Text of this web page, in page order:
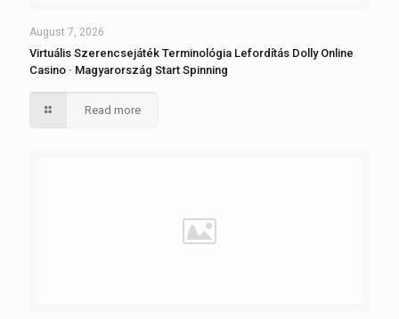
August 7, 2026
Virtuális Szerencsejáték Terminológia Lefordítás Dolly Online
Casino · Magyarország Start Spinning
Read more